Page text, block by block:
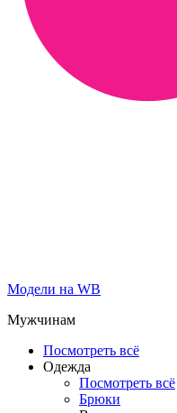
Модели на WB
Мужчинам
Посмотреть всё
Одежда
Посмотреть всё
Брюки